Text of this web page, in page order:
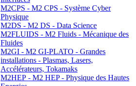
M2CPS - M2 CPS - Système Cyber
Physique
M2DS - M2 DS - Data Science
M2FLUIDS - M2 Fluids - Mécanique des
Fluides
M2GI - M2 GI-PLATO - Grandes
installations - Plasmas, Lasers,
Accélérateurs, Tokamaks
M2HEP - M2 HEP - Physique des Hautes